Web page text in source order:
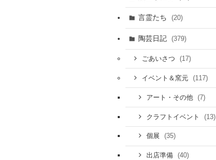
言霊たち (20)
陶芸日記 (379)
ごあいさつ (17)
イベント＆窯元 (117)
アート・その他 (7)
クラフトイベント (13)
個展 (35)
出店準備 (40)